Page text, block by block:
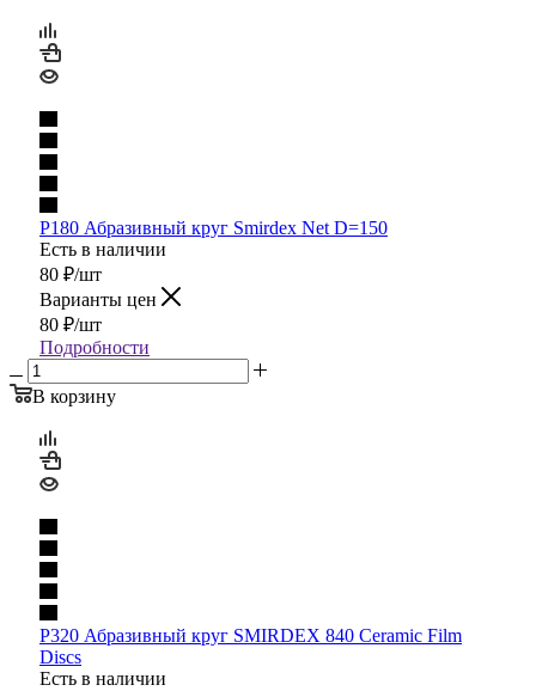
P180 Абразивный круг Smirdex Net D=150
Есть в наличии
80 ₽/шт
Варианты цен
80 ₽/шт
Подробности
В корзину
P320 Абразивный круг SMIRDEX 840 Ceramic Film
Discs
Есть в наличии